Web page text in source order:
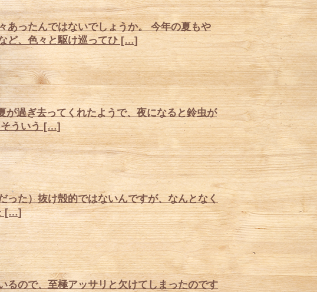
ったんではないでしょうか。 今年の夏もや
ど、色々と駆け巡ってひ […]
過ぎ去ってくれたようで、夜になると鈴虫が
そういう […]
た）抜け殻的ではないんですが、なんとなく
[…]
ので、至極アッサリと欠けてしまったのです